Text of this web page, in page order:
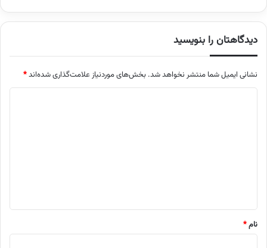
دیدگاهتان را بنویسید
نشانی ایمیل شما منتشر نخواهد شد. بخش‌های موردنیاز علامت‌گذاری شده‌اند*
نام*